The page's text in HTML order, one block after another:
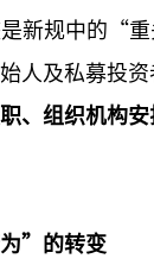
新规中的“
及私募投
、组织机构
”的转变